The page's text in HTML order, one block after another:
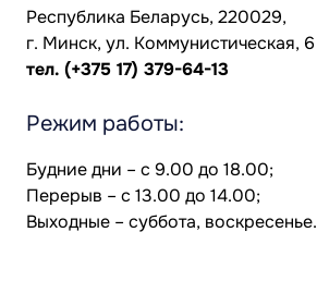
Республика Беларусь, 220029,
г. Минск, ул. Коммунистическая, 6
тел. (+375 17) 379-64-13
Режим работы:
Будние дни – с 9.00 до 18.00;
Перерыв – с 13.00 до 14.00;
Выходные – суббота, воскресенье.